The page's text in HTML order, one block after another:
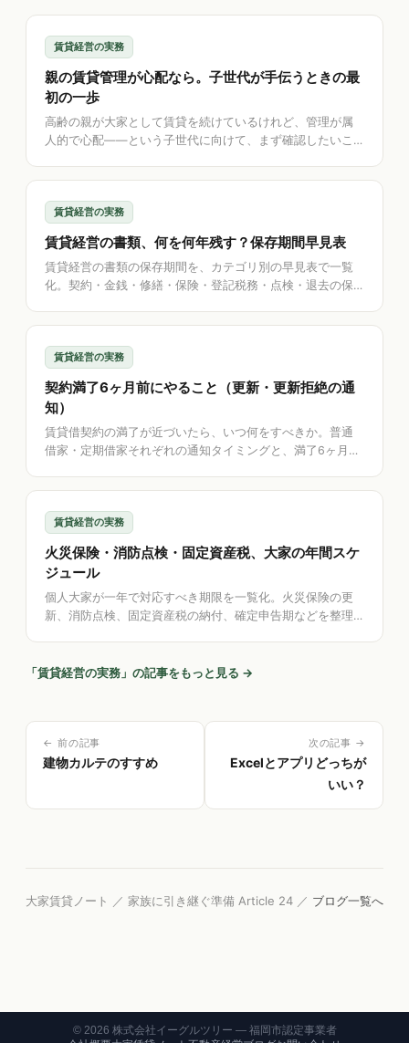
賃貸経営の実務
親の賃貸管理が心配なら。子世代が手伝うときの最
初の一歩
高齢の親が大家として賃貸を続けているけれど、管理が属
人的で心配——という子世代に向けて、まず確認したいこ
賃貸経営の実務
賃貸経営の書類、何を何年残す？保存期間早見表
賃貸経営の書類の保存期間を、カテゴリ別の早見表で一覧
化。契約・金銭・修繕・保険・登記税務・点検・退去の保
賃貸経営の実務
契約満了6ヶ月前にやること（更新・更新拒絶の通
知）
賃貸借契約の満了が近づいたら、いつ何をすべきか。普通
借家・定期借家それぞれの通知タイミングと、満了6ヶ月前
賃貸経営の実務
火災保険・消防点検・固定資産税、大家の年間スケ
ジュール
個人大家が一年で対応すべき期限を一覧化。火災保険の更
新、消防点検、固定資産税の納付、確定申告期などを整理
「賃貸経営の実務 」の記事をもっと見る →
← 前の記事
建物カルテのすすめ
次の記事 →
Excelとアプリどっちが
いい？
大家賃貸ノート ／ 家族に引き継ぐ準備 Article 24 ／ ブログ一覧へ
© 2026 株式会社イーグルツリー — 福岡市認定事業者